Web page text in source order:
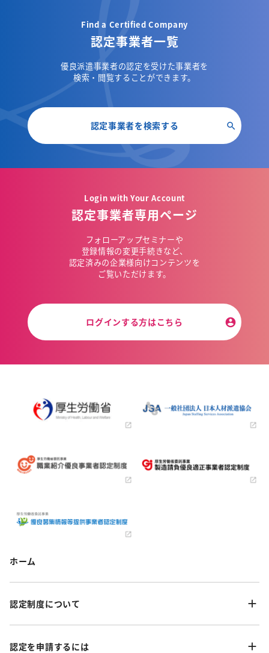
Find a Certified Company
認定事業者一覧
優良派遣事業者の認定を受けた事業者を
検索・閲覧することができます。
認定事業者を検索する
Login with Your Account
認定事業者専用ページ
フォローアップセミナーや
登録情報の変更手続きなど、
認定済みの企業様向けコンテンツを
ご覧いただけます。
ログインする方はこちら
ホーム
認定制度について
認定を申請するには